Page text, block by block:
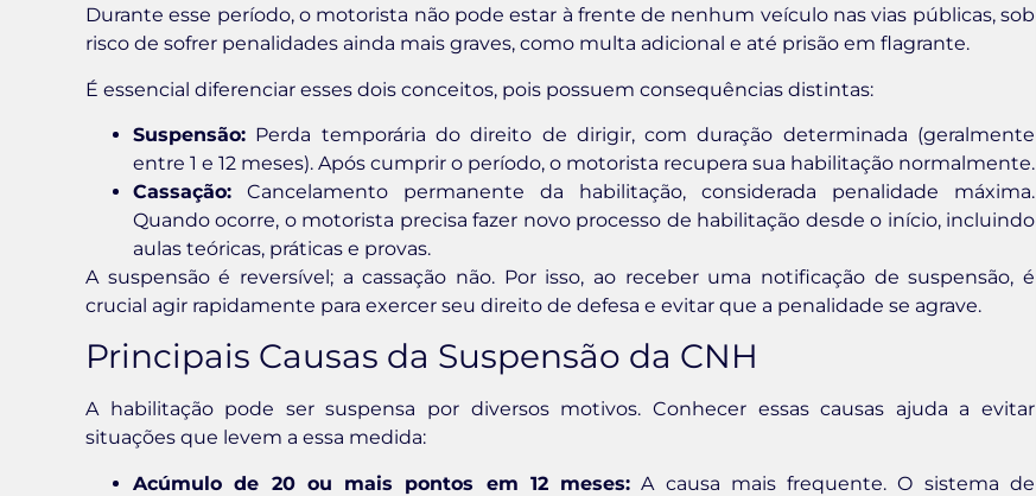
Durante esse período, o motorista não pode estar à frente de nenhum veículo nas vias públicas, sob
risco de sofrer penalidades ainda mais graves, como multa adicional e até prisão em flagrante.
É essencial diferenciar esses dois conceitos, pois possuem consequências distintas:
Suspensão: Perda temporária do direito de dirigir, com duração determinada (geralmente
entre 1 e 12 meses). Após cumprir o período, o motorista recupera sua habilitação normalmente.
Cassação: Cancelamento permanente da habilitação, considerada penalidade máxima.
Quando ocorre, o motorista precisa fazer novo processo de habilitação desde o início, incluindo
aulas teóricas, práticas e provas.
A suspensão é reversível; a cassação não. Por isso, ao receber uma notificação de suspensão, é
crucial agir rapidamente para exercer seu direito de defesa e evitar que a penalidade se agrave.
Principais Causas da Suspensão da CNH
A habilitação pode ser suspensa por diversos motivos. Conhecer essas causas ajuda a evitar
situações que levem a essa medida:
Acúmulo de 20 ou mais pontos em 12 meses: A causa mais frequente. O sistema de